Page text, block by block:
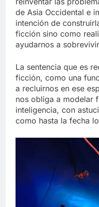
de Asia Occidental e
intención de
ficción sino como
ayudarnos a
La sentencia que es
ficción, como una
a recluirnos en ese
nos obliga a modelar
inteligencia, con
como hasta la fecha